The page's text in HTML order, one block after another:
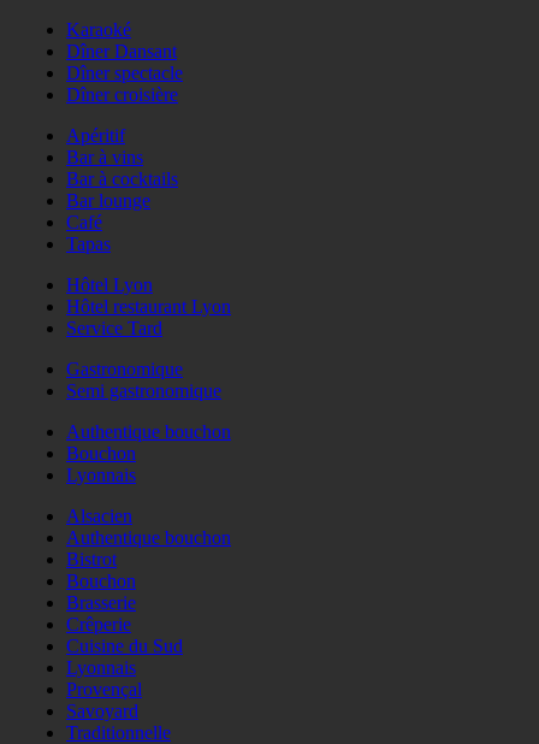
Karaoké
Dîner Dansant
Dîner spectacle
Dîner croisière
Apéritif
Bar à vins
Bar à cocktails
Bar lounge
Café
Tapas
Hôtel Lyon
Hôtel restaurant Lyon
Service Tard
Gastronomique
Semi gastronomique
Authentique bouchon
Bouchon
Lyonnais
Alsacien
Authentique bouchon
Bistrot
Bouchon
Brasserie
Crêperie
Cuisine du Sud
Lyonnais
Provençal
Savoyard
Traditionnelle